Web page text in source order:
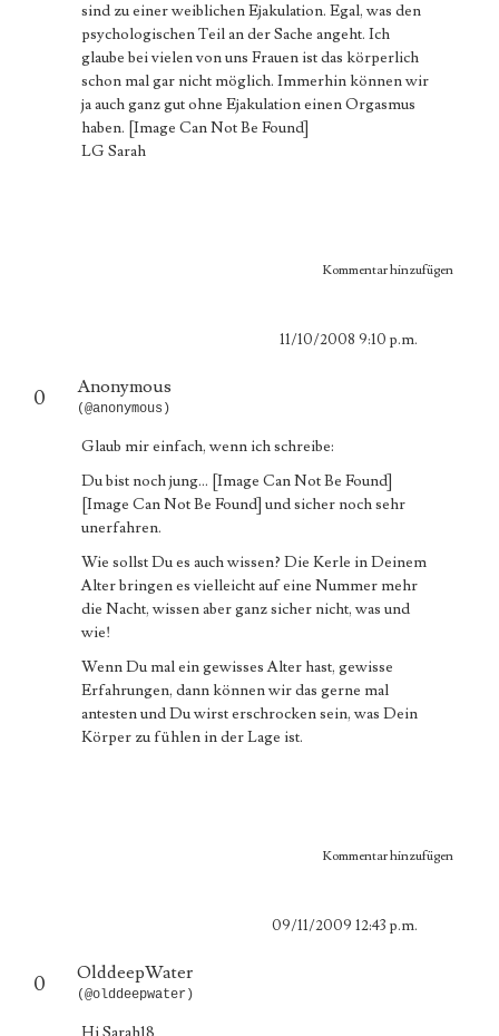
sind zu einer weiblichen Ejakulation. Egal, was den
psychologischen Teil an der Sache angeht. Ich
glaube bei vielen von uns Frauen ist das körperlich
schon mal gar nicht möglich. Immerhin können wir
ja auch ganz gut ohne Ejakulation einen Orgasmus
haben. [Image Can Not Be Found]
LG Sarah
Kommentar hinzufügen
0
11/10/2008 9:10 p.m.
Anonymous
(@anonymous)
Glaub mir einfach, wenn ich schreibe:
Du bist noch jung... [Image Can Not Be Found]
[Image Can Not Be Found] und sicher noch sehr
unerfahren.
Wie sollst Du es auch wissen? Die Kerle in Deinem
Alter bringen es vielleicht auf eine Nummer mehr
die Nacht, wissen aber ganz sicher nicht, was und
wie!
Wenn Du mal ein gewisses Alter hast, gewisse
Erfahrungen, dann können wir das gerne mal
antesten und Du wirst erschrocken sein, was Dein
Körper zu fühlen in der Lage ist.
Kommentar hinzufügen
0
09/11/2009 12:43 p.m.
OlddeepWater
(@olddeepwater)